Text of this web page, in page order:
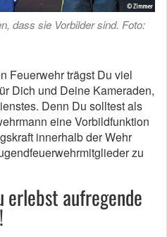
dass sie Vorbilder sind. Foto:
Feuerwehr trägst Du viel
Dich und Deine Kameraden,
Denn Du solltest als
eine Vorbildfunktion
innerhalb der Wehr
zu
erlebst aufregende